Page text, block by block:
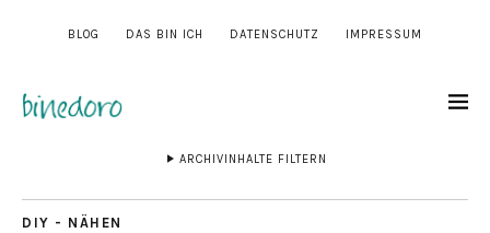
BLOG DAS BIN ICH DATENSCHUTZ IMPRESSUM
ARCHIVINHALTE FILTERN
DIY - NÄHEN